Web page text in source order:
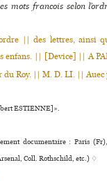
mots francois selon
|| des lettres, ainsi
enfans. || [Device] || A
du Roy. || M. D. LI. || Auec
ESTIENNE]».
documentaire : Paris
Coll. Rothschild, etc.) ♢